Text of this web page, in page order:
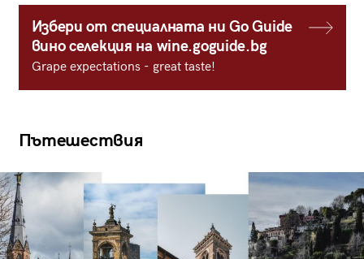
Избери от специалната ни Go Guide
вино селекция на wine.goguide.bg
Grape expectations - great taste!
Пътешествия